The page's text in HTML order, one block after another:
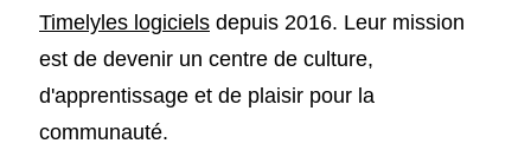
Timelyles logiciels depuis 2016. Leur mission
est de devenir un centre de culture,
d'apprentissage et de plaisir pour la
communauté.